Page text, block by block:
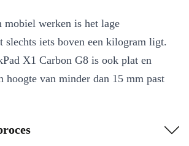
mobiel werken is het lage
slechts iets boven een kilogram ligt.
X1 Carbon G8 is ook plat en
hoogte van minder dan 15 mm past
in een draagtas of rugzak zonder